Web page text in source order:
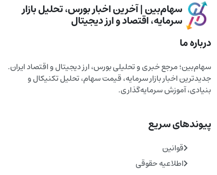
سهام‌بین | آخرین اخبار بورس، تحلیل بازار
سرمایه، اقتصاد و ارز دیجیتال
درباره ما
سهام‌بین؛ مرجع خبری و تحلیلی بورس، ارز دیجیتال و اقتصاد ایران.
جدیدترین اخبار بازار سرمایه، قیمت سهام، تحلیل تکنیکال و
بنیادی، آموزش سرمایه‌گذاری.
پیوندهای سریع
قوانین
اطلاعیه حقوقی